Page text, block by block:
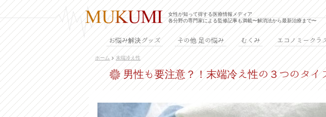
女性が知って得する医療情報メディア
各分野の専門家による監修記事も満載〜解消法から最新治療まで〜
お悩み解決グッズ その他 足の悩み むくみ エコノミークラ
ホーム >末端冷え性
男性も要注意？！末端冷え性の３つのタイ